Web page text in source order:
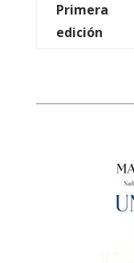
Primera
edición